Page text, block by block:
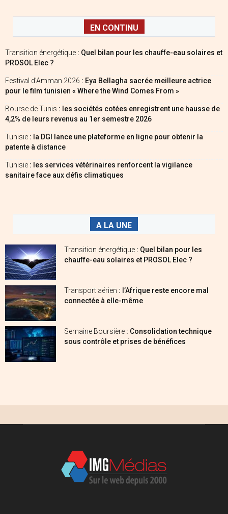
EN CONTINU
Transition énergétique : Quel bilan pour les chauffe-eau solaires et
PROSOL Elec ?
Festival d’Amman 2026 : Eya Bellagha sacrée meilleure actrice
pour le film tunisien « Where the Wind Comes From »
Bourse de Tunis : les sociétés cotées enregistrent une hausse de
4,2% de leurs revenus au 1er semestre 2026
Tunisie : la DGI lance une plateforme en ligne pour obtenir la
patente à distance
Tunisie : les services vétérinaires renforcent la vigilance
sanitaire face aux défis climatiques
A LA UNE
Transition énergétique : Quel bilan pour les
chauffe-eau solaires et PROSOL Elec ?
Transport aérien : l’Afrique reste encore mal
connectée à elle-même
Semaine Boursière : Consolidation technique
sous contrôle et prises de bénéfices